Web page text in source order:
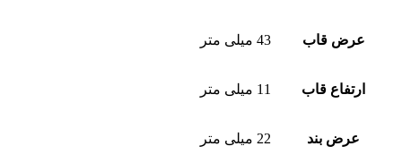
عرض قاب 43 میلی متر
ارتفاع قاب 11 میلی متر
عرض بند 22 میلی متر